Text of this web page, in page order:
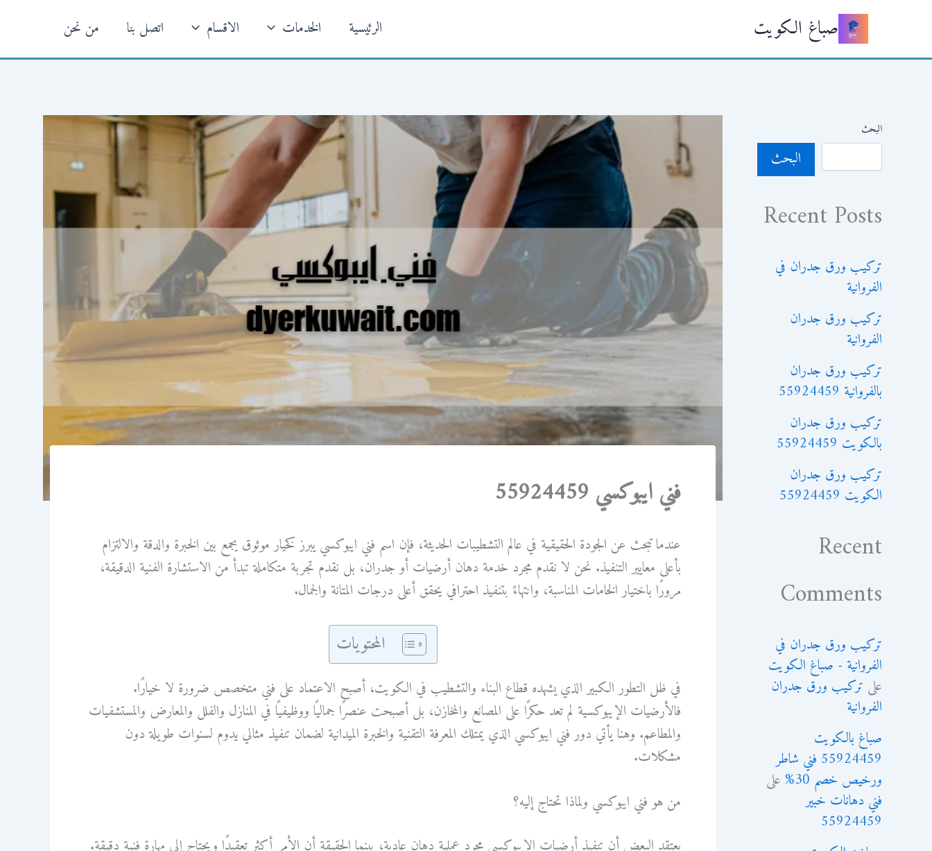
المحتوى
صباغ الكويت الرئيسية الخدمات الاقسام اتصل بنا من نحن
البحث
البحث
Recent Posts
تركيب ورق جدران في
الفروانية
تركيب ورق جدران
الفروانية
تركيب ورق جدران
بالفروانية 55924459
تركيب ورق جدران
بالكويت 55924459
تركيب ورق جدران
الكويت 55924459
Recent
Comments
تركيب ورق جدران في
الفروانية - صباغ الكويت
على تركيب ورق جدران
الفروانية
صباغ بالكويت
55924459 فني شاطر
ورخيص خصم 30%
على
فني دهانات خبير
55924459
فني ايبوكسي 55924459
عندما تبحث عن الجودة الحقيقية في عالم التشطيبات الحديثة، فإن اسم فني ايبوكسي يبرز كخيار موثوق يجمع بين الخبرة والدقة والالتزام
بأعلى معايير التنفيذ. نحن لا نقدم مجرد خدمة دهان أرضيات أو جدران، بل نقدم تجربة متكاملة تبدأ من الاستشارة الفنية الدقيقة،
مرورًا باختيار الخامات المناسبة، وانتهاءً بتنفيذ احترافي يحقق أعلى درجات المتانة والجمال.
المحتويات
في ظل التطور الكبير الذي يشهده قطاع البناء والتشطيب في الكويت، أصبح الاعتماد على فني متخصص ضرورة لا خيارًا.
فالأرضيات الإيبوكسية لم تعد حكرًا على المصانع والمخازن، بل أصبحت عنصرًا جماليًا ووظيفيًا في المنازل والفلل والمعارض والمستشفيات
والمطاعم. وهنا يأتي دور فني ايبوكسي الذي يمتلك المعرفة التقنية والخبرة الميدانية لضمان تنفيذ مثالي يدوم لسنوات طويلة دون
مشكلات.
من هو فني ايبوكسي ولماذا تحتاج إليه؟